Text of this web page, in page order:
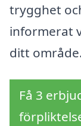
trygghet
informerat
ditt område.
Få 3